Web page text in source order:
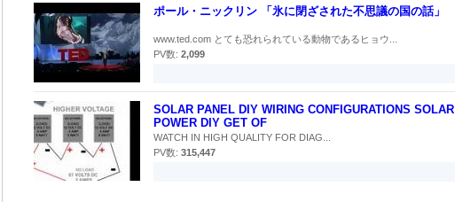
ポール・ニックリン 「氷に閉ざされた不思議の国の話」
www.ted.com とても恐れられている動物であるヒョウ...
PV数: 2,099
SOLAR PANEL DIY WIRING CONFIGURATIONS SOLAR
POWER DIY GET OF
WATCH IN HIGH QUALITY FOR DIAG...
PV数: 315,447